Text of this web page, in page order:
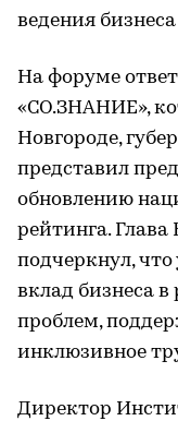
ведения
На форуме
«СО.ЗНАНИЕ»,
Новгороде,
представил
обновлению
рейтинга.
подчеркнул,
вклад бизнеса
проблем,
инклюзивное
Директор